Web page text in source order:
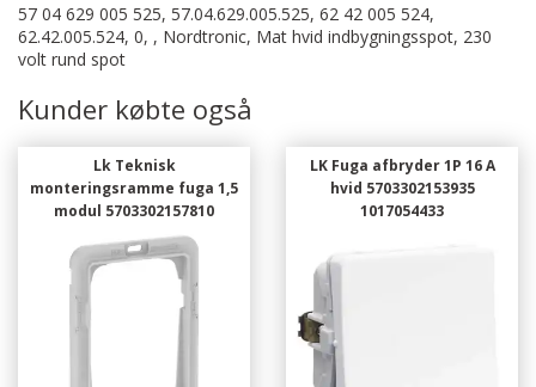
57 04 629 005 525, 57.04.629.005.525, 62 42 005 524,
62.42.005.524, 0, , Nordtronic, Mat hvid indbygningsspot, 230
volt rund spot
Kunder købte også
Lk Teknisk
monteringsramme fuga 1,5
modul 5703302157810
LK Fuga afbryder 1P 16 A
hvid 5703302153935
1017054433